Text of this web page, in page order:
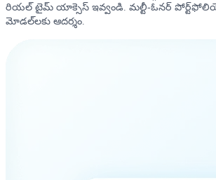
రియల్ టైమ్ యాక్సెస్ ఇవ్వండి. మల్టీ-ఓనర్
మోడల్‌లకు ఆదర్శం.